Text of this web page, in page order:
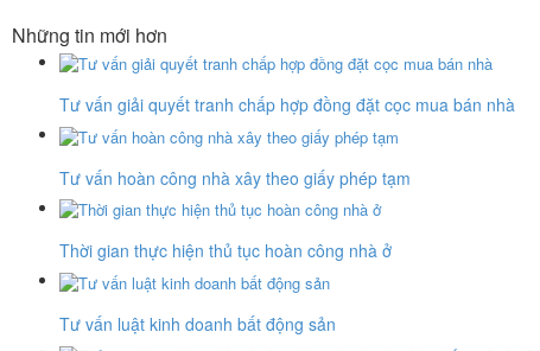
Những tin mới hơn
Tư vấn giải quyết tranh chấp hợp đồng đặt cọc mua bán nhà
Tư vấn hoàn công nhà xây theo giấy phép tạm
Thời gian thực hiện thủ tục hoàn công nhà ở
Tư vấn luật kinh doanh bất động sản